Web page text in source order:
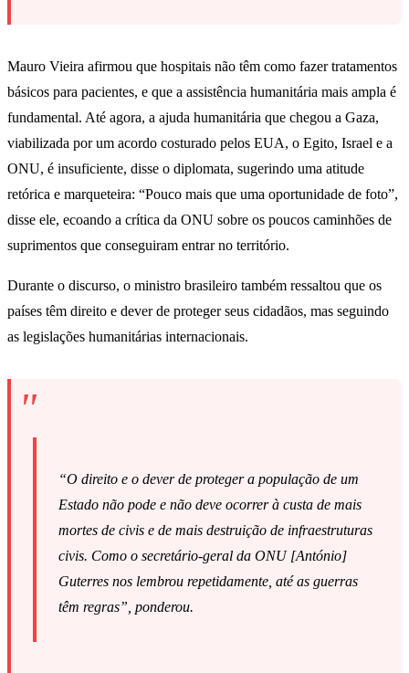
Mauro Vieira afirmou que hospitais não têm como fazer tratamentos
básicos para pacientes, e que a assistência humanitária mais ampla é
fundamental. Até agora, a ajuda humanitária que chegou a Gaza,
viabilizada por um acordo costurado pelos EUA, o Egito, Israel e a
ONU, é insuficiente, disse o diplomata, sugerindo uma atitude
retórica e marqueteira: “Pouco mais que uma oportunidade de foto”,
disse ele, ecoando a crítica da ONU sobre os poucos caminhões de
suprimentos que conseguiram entrar no território.
Durante o discurso, o ministro brasileiro também ressaltou que os
países têm direito e dever de proteger seus cidadãos, mas seguindo
as legislações humanitárias internacionais.
“O direito e o dever de proteger a população de um
Estado não pode e não deve ocorrer à custa de mais
mortes de civis e de mais destruição de infraestruturas
civis. Como o secretário-geral da ONU [António]
Guterres nos lembrou repetidamente, até as guerras
têm regras”, ponderou.